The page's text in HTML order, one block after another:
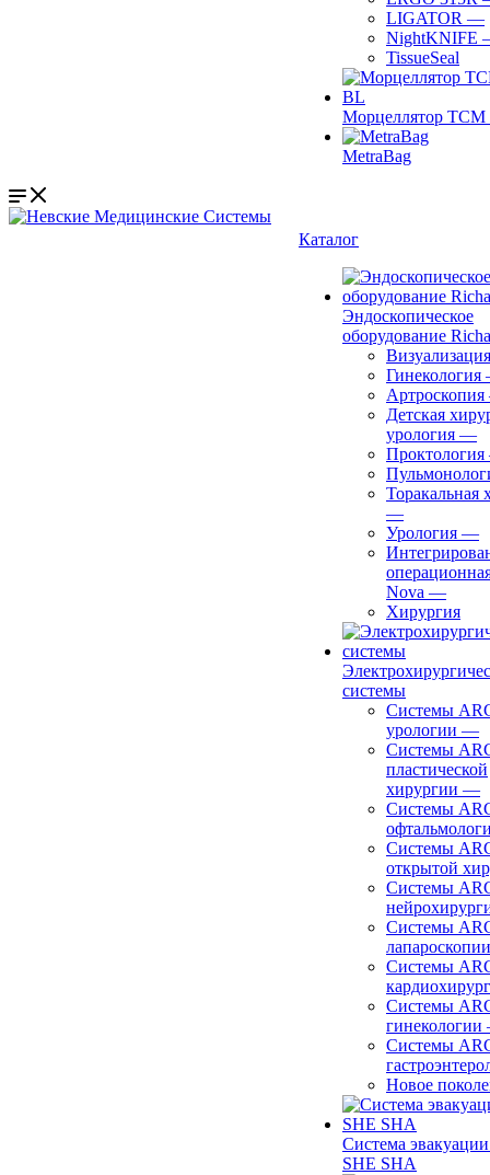
LIGATOR —
NightKNIFE
TissueSeal
Морцеллятор ТСМ
MetraBag
Каталог
Эндоскопическое
оборудование
Визуализация
Гинекология
Артроскопия
Детская
урология —
Проктология
Торакальная
—
Урология —
Nova —
Хирургия
системы
Системы
урологии —
Системы
пластической
хирургии —
Системы
Системы
открытой
Системы
Системы
лапароскопии
Системы
Системы
гинекологии
Системы
Новое
Система
SHE SHA